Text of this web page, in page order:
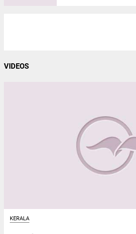
VIDEOS
KERALA